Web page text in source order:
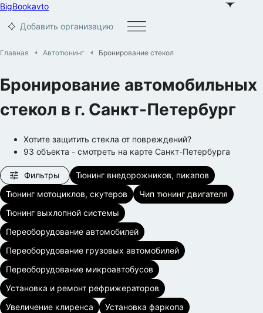
BigBookavto
Добавить организацию
Главная Автотюнинг Бронирование стекол
Бронирование автомобильных
стекол в г. Санкт-Петербург
Хотите защитить стекла от повреждений?
93 объекта - смотреть на карте Санкт-Петербурга
Фильтры
Тюнинг внедорожников, пикапов
Тюнинг мотоциклов, скутеров
Чип тюнинг двигателя
Тюнинг выхлопной системы
Переоборудование автомобилей
Переоборудование грузовых автомобилей
Переоборудование микроавтобусов
Установка и ремонт рефрижераторов
Увеличение клиренса
Установка фаркопа